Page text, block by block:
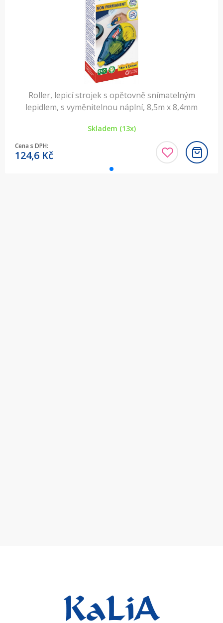
Roller, lepicí strojek s opětovně snímatelným
lepidlem, s vyměnitelnou náplní, 8,5m x 8,4mm
Skladem (13x)
Cena s DPH:
124,6 Kč